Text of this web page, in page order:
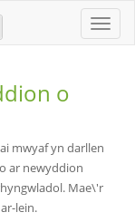
Toggle
o
mwyaf yn darllen
ar newyddion
Mae\'r
lein.